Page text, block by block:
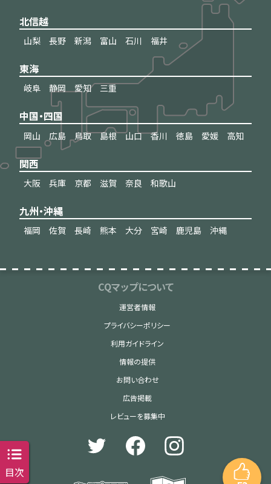
北信越
山梨 長野 新潟 富山 石川 福井
東海
岐阜 静岡 愛知 三重
中国・四国
岡山 広島 鳥取 島根 山口 香川 徳島 愛媛 高知
関西
大阪 兵庫 京都 滋賀 奈良 和歌山
九州・沖縄
福岡 佐賀 長崎 熊本 大分 宮崎 鹿児島 沖縄
CQマップについて
運営者情報
プライバシーポリシー
利用ガイドライン
情報の提供
お問い合わせ
広告掲載
レビューを募集中
目次